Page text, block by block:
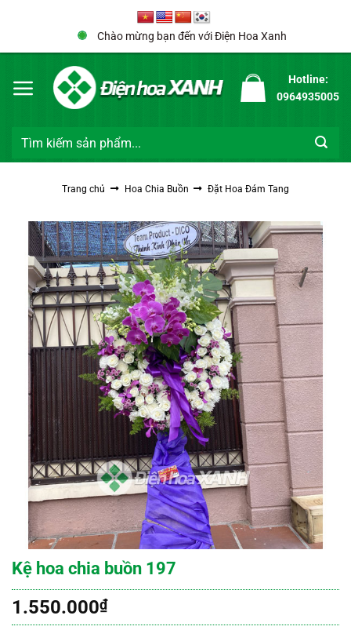
Chào mừng bạn đến với Điện Hoa Xanh
Hotline:
0964935005
Tìm
Trang chủ Hoa Chia Buồn Đặt Hoa Đám Tang
Kệ hoa chia buồn 197
1.550.000₫